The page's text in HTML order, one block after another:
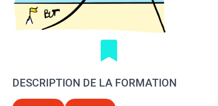
DESCRIPTION DE LA FORMATION